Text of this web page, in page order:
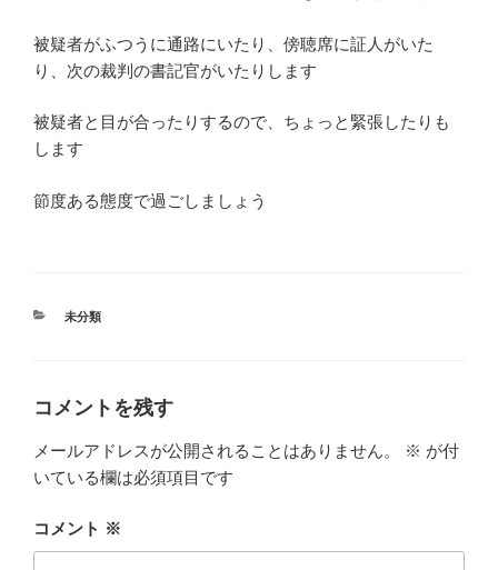
被疑者がふつうに通路にいたり、傍聴席に証人がいた
り、次の裁判の書記官がいたりします
被疑者と目が合ったりするので、ちょっと緊張したりも
します
節度ある態度で過ごしましょう
カ
未分類
コメントを残す
メールアドレスが公開されることはありません。 ※ が付
いている欄は必須項目です
コメント ※